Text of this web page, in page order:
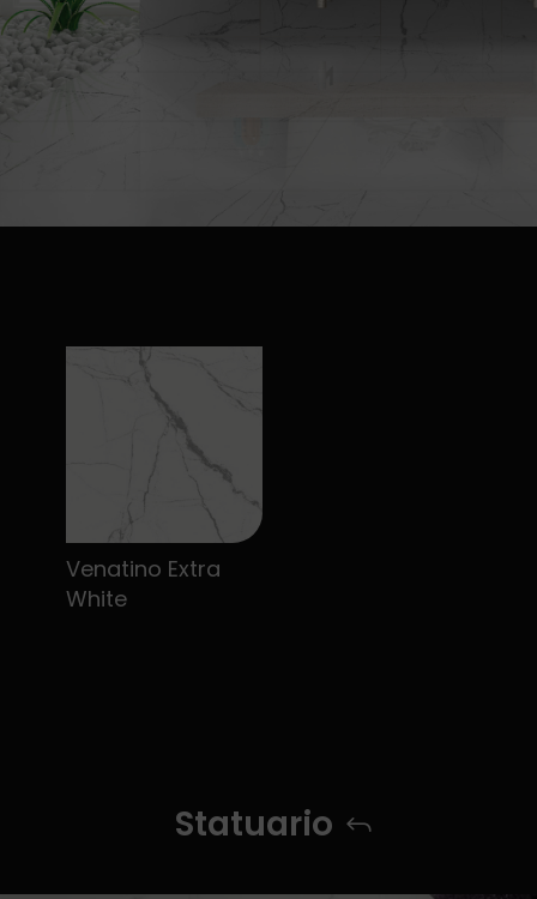
Venatino Extra
White
Statuario